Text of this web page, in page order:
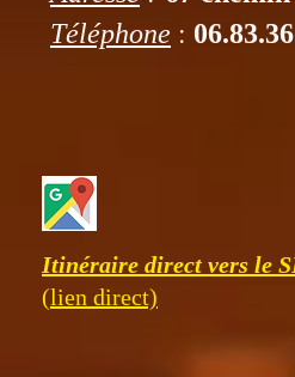
Téléphone :
Itinéraire direct vers le
(lien direct)